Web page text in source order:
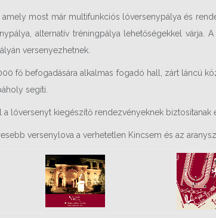
most már multifunkciós lóversenypálya és
alternatív tréningpálya lehetőségekkel
versenyezhetnek.
fő befogadására alkalmas fogadó hall, zárt láncú
segíti.
lóversenyt kiegészítő rendezvényeknek
versenylova a verhetetlen Kincsem és az